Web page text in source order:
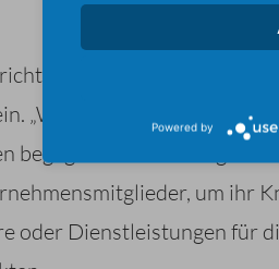
von der Vision zur
„Wir wollten ein faires
sich auf
um ihr
oder Dienstleistungen für
Powered by